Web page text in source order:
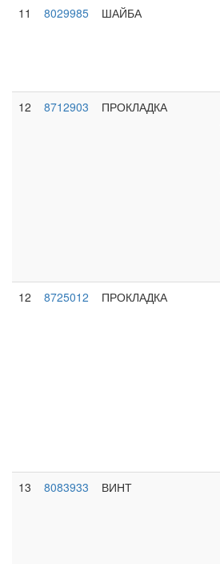
11 8029985 ШАЙБА
12 8712903 ПРОКЛАДКА
12 8725012 ПРОКЛАДКА
13 8083933 ВИНТ